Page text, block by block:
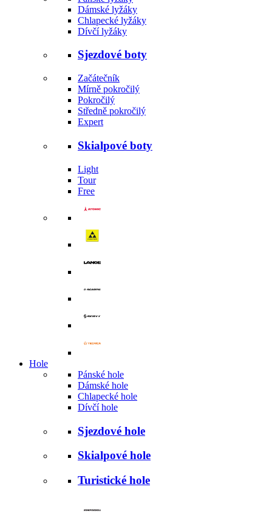
Dámské lyžáky
Chlapecké lyžáky
Dívčí lyžáky
Sjezdové boty
Začátečník
Mírně pokročilý
Pokročilý
Středně pokročilý
Expert
Skialpové boty
Light
Tour
Free
Hole
Pánské hole
Dámské hole
Chlapecké hole
Dívčí hole
Sjezdové hole
Skialpové hole
Turistické hole